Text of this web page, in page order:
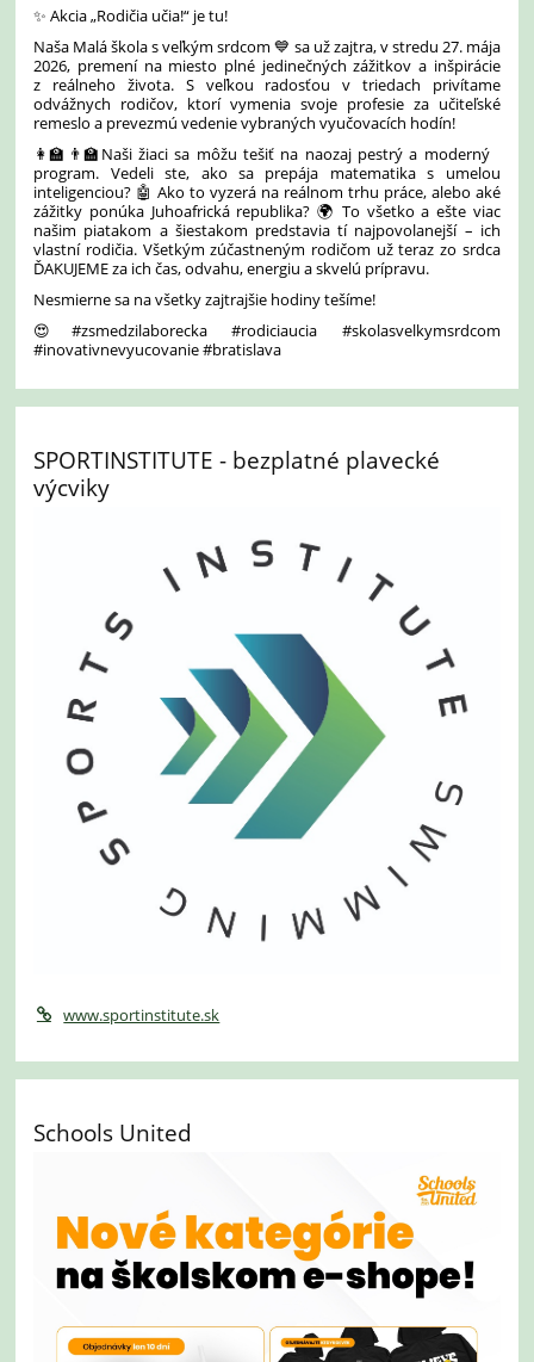
✨ Akcia „Rodičia učia!“ je tu!
Naša Malá škola s veľkým srdcom 💙 sa už zajtra, v stredu 27. mája
2026, premení na miesto plné jedinečných zážitkov a inšpirácie
z reálneho života. S veľkou radosťou v triedach privítame
odvážnych rodičov, ktorí vymenia svoje profesie za učiteľské
remeslo a prevezmú vedenie vybraných vyučovacích hodín!
👩‍🏫👨‍🏫Naši žiaci sa môžu tešiť na naozaj pestrý a moderný
program. Vedeli ste, ako sa prepája matematika s umelou
inteligenciou? 🤖 Ako to vyzerá na reálnom trhu práce, alebo aké
zážitky ponúka Juhoafrická republika? 🌍 To všetko a ešte viac
našim piatakom a šiestakom predstavia tí najpovolanejší – ich
vlastní rodičia. Všetkým zúčastneným rodičom už teraz zo srdca
ĎAKUJEME za ich čas, odvahu, energiu a skvelú prípravu.
Nesmierne sa na všetky zajtrajšie hodiny tešíme!
😍#zsmedzilaborecka #rodiciaucia #skolasvelkymsrdcom
#inovativnevyucovanie #bratislava
SPORTINSTITUTE - bezplatné plavecké
výcviky
www.sportinstitute.sk
Schools United